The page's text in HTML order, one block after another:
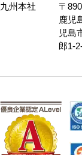
九州本社
〒
鹿児
児島
郎1-